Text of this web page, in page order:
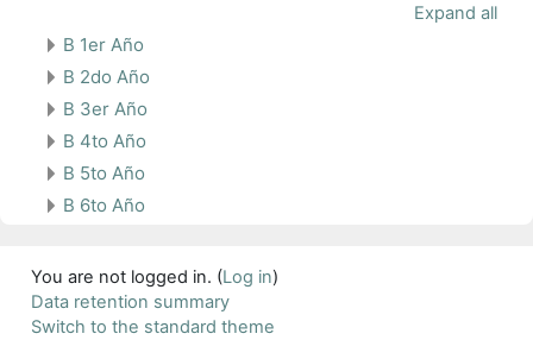
Expand all
B 1er Año
B 2do Año
B 3er Año
B 4to Año
B 5to Año
B 6to Año
You are not logged in. (Log in)
Data retention summary
Switch to the standard theme